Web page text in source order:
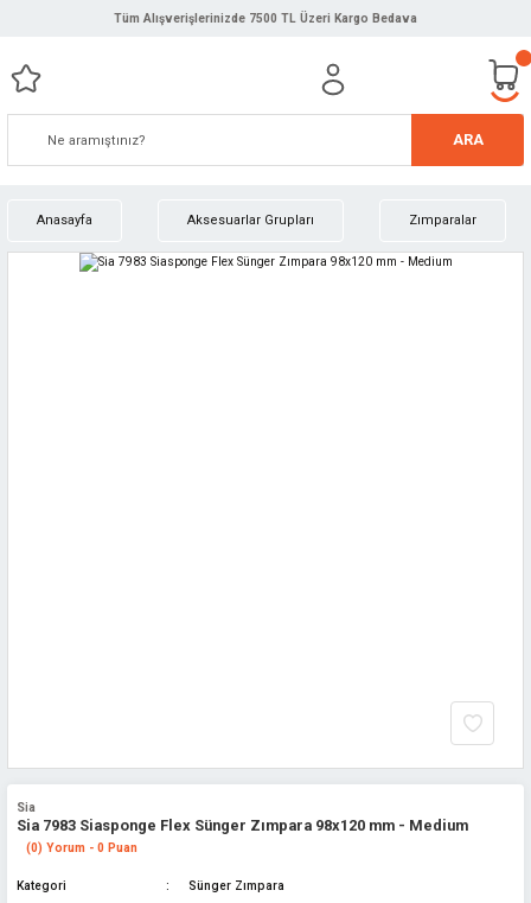
Tüm Alışverişlerinizde 7500 TL Üzeri Kargo Bedava
ARA
Anasayfa Aksesuarlar Grupları Zımparalar
Sia
Sia 7983 Siasponge Flex Sünger Zımpara 98x120 mm - Medium
(0) Yorum - 0 Puan
Kategori
Sünger Zımpara